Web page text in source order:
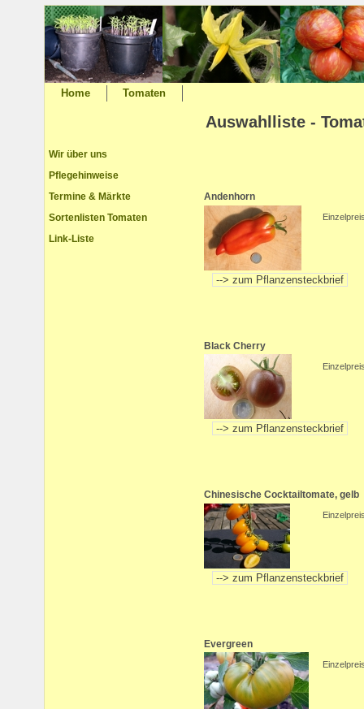
Auswahlliste -
Wir über uns
Pflegehinweise
Termine & Märkte
Sortenlisten Tomaten
Link-Liste
Andenhorn
Black Cherry
Chinesische Cocktailtomate, gelb
Evergreen
Home Tomaten